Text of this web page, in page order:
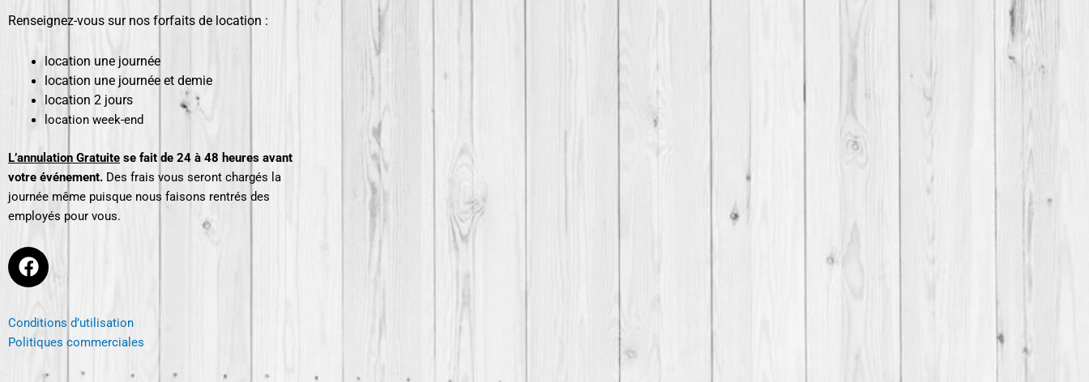
Renseignez-vous sur nos forfaits de location :
location une journée
location une journée et demie
location 2 jours
location week-end
L’annulation Gratuite se fait de 24 à 48 heures avant
votre événement. Des frais vous seront chargés la
journée même puisque nous faisons rentrés des
employés pour vous.
F
a
e
b
Conditions d’utilisation
Politiques commerciales